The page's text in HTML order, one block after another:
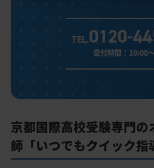
TEL.0120-
受付時間：10:00
京都国際高校受験専門
師「いつでもクイック指